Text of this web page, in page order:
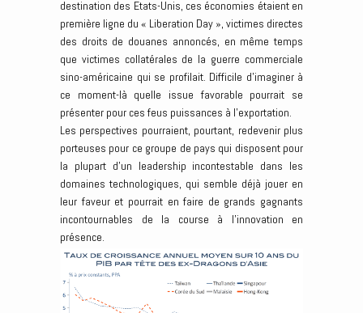
destination des Etats-Unis, ces économies étaient en
première ligne du « Liberation Day », victimes directes
des droits de douanes annoncés, en même temps
que victimes collatérales de la guerre commerciale
sino-américaine qui se profilait. Difficile d’imaginer à
ce moment-là quelle issue favorable pourrait se
présenter pour ces feus puissances à l’exportation.
Les perspectives pourraient, pourtant, redevenir plus
porteuses pour ce groupe de pays qui disposent pour
la plupart d’un leadership incontestable dans les
domaines technologiques, qui semble déjà jouer en
leur faveur et pourrait en faire de grands gagnants
incontournables de la course à l’innovation en
présence.